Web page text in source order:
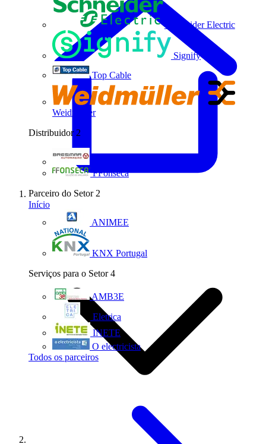
Schneider Electric
Signify
Top Cable
Weidmüller
Distribuidor 2
FFonseca
Parceiro do Setor 2
ANIMEE
KNX Portugal
Serviços para o Setor 4
AMB3E
Eletrica
INETE
O electricista
Todos os parceiros
Início